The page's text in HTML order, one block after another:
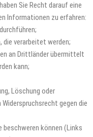
Sie Recht darauf eine
Informationen zu erfahren:
die verarbeitet werden;
an Drittländer übermittelt
kann;
Löschung oder
Widerspruchsrecht gegen die
können (Links